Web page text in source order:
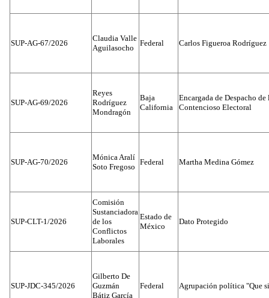
SUP-AG-67/2026
Claudia Valle
Aguilasocho
Federal Carlos Figueroa Rodríguez
SUP-AG-69/2026
Reyes
Rodríguez
Mondragón
Baja
California
Encargada de Despacho
Contencioso Electoral
SUP-AG-70/2026
Mónica Aralí
Soto Fregoso
Federal Martha Medina Gómez
SUP-CLT-1/2026
Comisión
Sustanciadora
de los
Conflictos
Laborales
Estado de
México
Dato Protegido
SUP-JDC-345/2026
Gilberto De
Guzmán
Bátiz García
Federal Agrupación política "Que